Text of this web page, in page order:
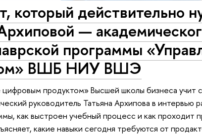
который действительно
—
программы
ВШБ НИУ ВШЭ
цифровым продуктом» Высшей школы бизнеса учит
руководитель Татьяна Архипова в интервью
как выстроен учебный процесс и как проходит
какие навыки сегодня требуются от